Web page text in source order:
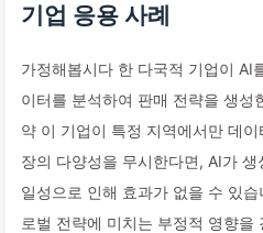
기업 응용 사례
가정해봅시다 한 다국적 기업이 AI
이터를 분석하여 판매 전략을 생성
약 이 기업이 특정 지역에서만 데
장의 다양성을 무시한다면, AI가
일성으로 인해 효과가 없을 수 있
로벌 전략에 미치는 부정적 영향을